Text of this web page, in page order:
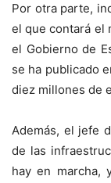
Por otra parte,
el que contará el
el Gobierno de
se ha publicado
diez millones de
Además, el jefe
de las
hay en marcha,